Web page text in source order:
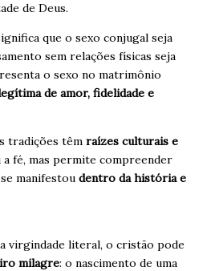
de Deus.
que o sexo conjugal seja
sem relações físicas seja
o sexo no matrimônio
de amor, fidelidade e
tradições têm raízes culturais e
a fé, mas permite compreender
manifestou dentro da história e
virgindade literal, o cristão pode
milagre: o nascimento de uma